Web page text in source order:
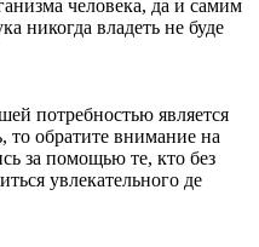
человека, да и самим
никогда владеть не буде
потребностью является
то обратите внимание на
за помощью те, кто без
увлекательного де